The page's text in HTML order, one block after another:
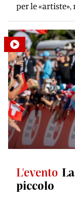
per le
L'evento
piccolo